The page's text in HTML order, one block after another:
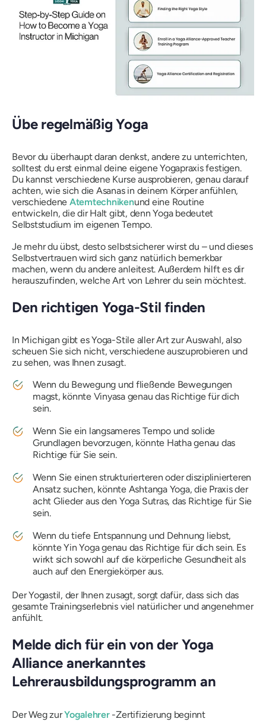
Übe regelmäßig Yoga
Bevor du überhaupt daran denkst, andere zu unterrichten,
solltest du erst einmal deine eigene Yogapraxis festigen.
Du kannst verschiedene Kurse ausprobieren, genau darauf
achten, wie sich die Asanas in deinem Körper anfühlen,
verschiedene Atemtechnikenund eine Routine
entwickeln, die dir Halt gibt, denn Yoga bedeutet
Selbststudium im eigenen Tempo.
Je mehr du übst, desto selbstsicherer wirst du – und dieses
Selbstvertrauen wird sich ganz natürlich bemerkbar
machen, wenn du andere anleitest. Außerdem hilft es dir
herauszufinden, welche Art von Lehrer du sein möchtest.
Den richtigen Yoga-Stil finden
In Michigan gibt es Yoga-Stile aller Art zur Auswahl, also
scheuen Sie sich nicht, verschiedene auszuprobieren und
zu sehen, was Ihnen zusagt.
Wenn du Bewegung und fließende Bewegungen
magst, könnte Vinyasa genau das Richtige für dich
sein.
Wenn Sie ein langsameres Tempo und solide
Grundlagen bevorzugen, könnte Hatha genau das
Richtige für Sie sein.
Wenn Sie einen strukturierteren oder disziplinierteren
Ansatz suchen, könnte Ashtanga Yoga, die Praxis der
acht Glieder aus den Yoga Sutras, das Richtige für Sie
sein.
Wenn du tiefe Entspannung und Dehnung liebst,
könnte Yin Yoga genau das Richtige für dich sein. Es
wirkt sich sowohl auf die körperliche Gesundheit als
auch auf den Energiekörper aus.
Der Yogastil, der Ihnen zusagt, sorgt dafür, dass sich das
gesamte Trainingserlebnis viel natürlicher und angenehmer
anfühlt.
Melde dich für ein von der Yoga
Alliance anerkanntes
Lehrerausbildungsprogramm an
Der Weg zurYogalehrer-Zertifizierung beginnt